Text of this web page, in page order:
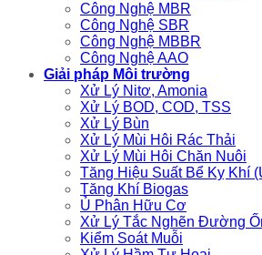
Công Nghệ MBR
Công Nghệ SBR
Công Nghệ MBBR
Công Nghệ AAO
Giải pháp Môi trường
Xử Lý Nitơ, Amonia
Xử Lý BOD, COD, TSS
Xử Lý Bùn
Xử Lý Mùi Hôi Rác Thải
Xử Lý Mùi Hôi Chăn Nuôi
Tăng Hiệu Suất Bể Kỵ Khí
Tăng Khí Biogas
Ủ Phân Hữu Cơ
Xử Lý Tắc Nghẽn Đường
Kiểm Soát Muỗi